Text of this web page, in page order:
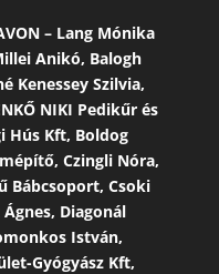
– Lang Mónika
Anikó, Balogh
Kenessey Szilvia,
NIKI Pedikűr és
Hús Kft, Boldog
Czingli Nóra,
Bábcsoport, Csoki
Diagonál
István,
Gyógyász Kft,